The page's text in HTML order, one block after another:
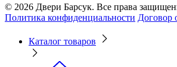
© 2026 Двери Барсук. Все права
Политика конфиденциальности Договор
Каталог товаров